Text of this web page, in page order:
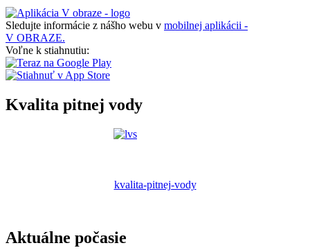
Sledujte informácie z nášho webu v mobilnej aplikácii -
V OBRAZE.
Voľne k stiahnutiu:
Kvalita pitnej vody
kvalita-pitnej-vody
Aktuálne počasie